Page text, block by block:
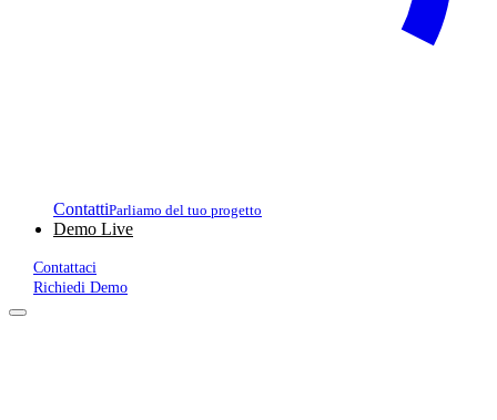
ContattiParliamo del tuo progetto
Demo Live
Contattaci
Richiedi Demo